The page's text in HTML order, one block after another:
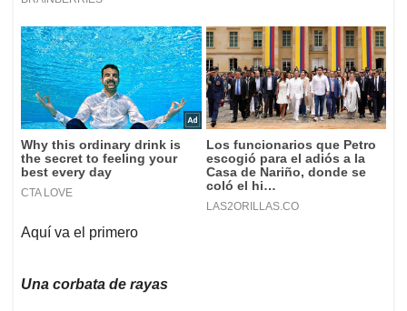
Aquí va el primero
Una corbata de rayas